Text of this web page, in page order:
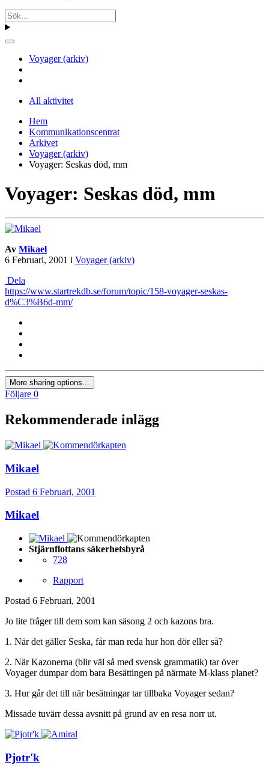
Voyager (arkiv)
All aktivitet
Hem
Kommunikationscentrat
Arkivet
Voyager (arkiv)
Voyager: Seskas död, mm
Voyager: Seskas död, mm
Av Mikael
6 Februari, 2001 i Voyager (arkiv)
Dela
https://www.startrekdb.se/forum/topic/158-voyager-seskas-
d%C3%B6d-mm/
More sharing options...
Följare 0
Rekommenderade inlägg
Mikael
Postad 6 Februari, 2001
Mikael
Stjärnflottans säkerhetsbyrå
728
Rapport
Postad 6 Februari, 2001
Jo lite fråger till dem som kan säsong 2 och kazons bra.
1. När det gäller Seska, får man reda hur hon dör eller så?
2. När Kazonerna (blir väl så med svensk grammatik) tar över
Voyager dumpar dom bara Besättingen på närmate M-klass planet?
3. Hur går det till när besätningar tar tillbaka Voyager sedan?
Missade tuvärr dessa avsnitt på grund av en resa norr ut.
Pjotr'k